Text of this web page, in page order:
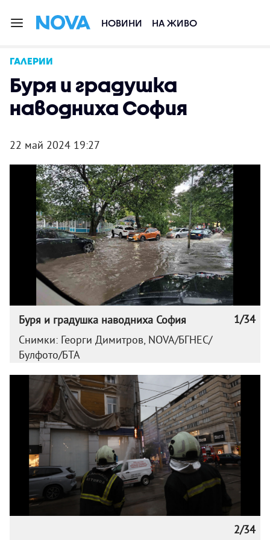
НОВИНИ НА ЖИВО
ГАЛЕРИИ
Буря и градушка
наводниха София
22 май 2024 19:27
1/34
Буря и градушка наводниха София
Снимки: Георги Димитров, NOVA/БГНЕС/
Булфото/БТА
2/34